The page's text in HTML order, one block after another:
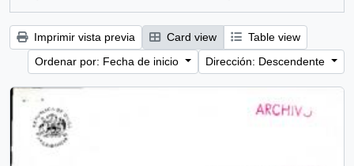
Imprimir vista previa Card view
Table view
Ordenar por: Fecha de inicio
Dirección: Descendente